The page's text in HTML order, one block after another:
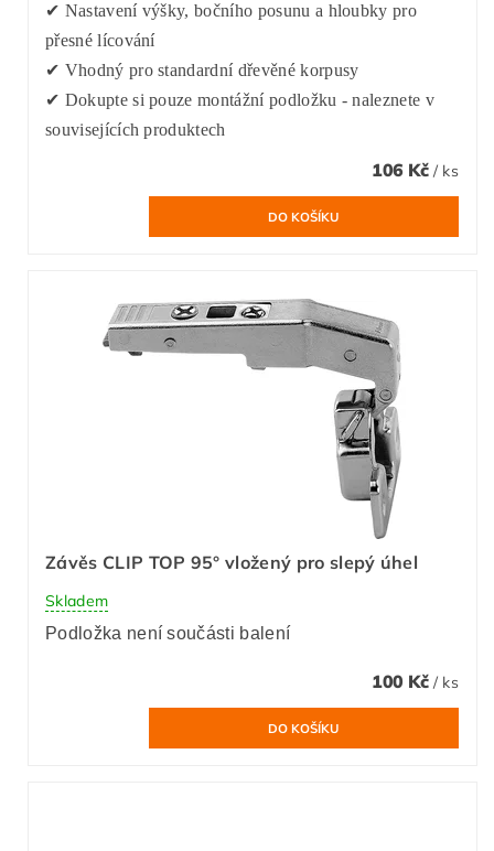
✔ Nastavení výšky, bočního posunu a hloubky pro
přesné lícování
✔ Vhodný pro standardní dřevěné korpusy
✔ Dokupte si pouze montážní podložku - naleznete v
souvisejících produktech
106 Kč / ks
Závěs CLIP TOP 95° vložený pro slepý úhel
Skladem
Podložka není součásti balení
100 Kč / ks